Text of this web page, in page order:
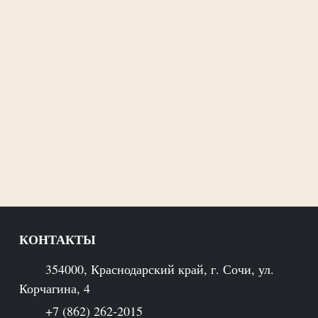
КОНТАКТЫ
354000, Краснодарский край, г. Сочи, ул.
Корчагина, 4
+7 (862) 262-2015